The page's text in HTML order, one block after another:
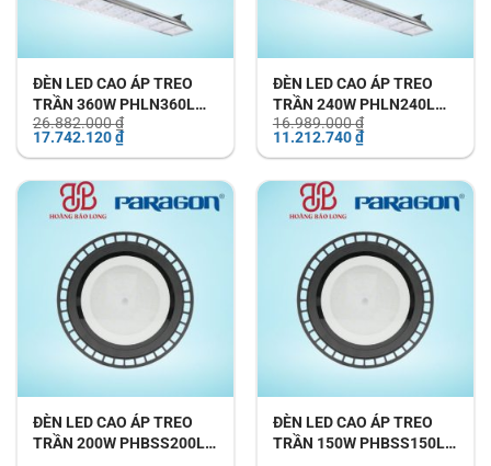
ĐÈN LED CAO ÁP TREO
TRẦN 360W PHLN360L
PARAGON
26.882.000₫
Giá
là:
26.882.000 ₫.
17.742.120₫Giá
hiện
tại
là:
17.742.120 ₫.
ĐÈN LED CAO ÁP TREO
TRẦN 240W PHLN240L
PARAGON
16.989.000₫
Giá
là:
16.989.000 ₫.
11.212.740₫Giá
hiện
tại
là:
11.212.740 ₫.
ĐÈN LED CAO ÁP TREO
TRẦN 200W PHBSS200L
ĐÈN LED CAO ÁP TREO
TRẦN 150W PHBSS150L